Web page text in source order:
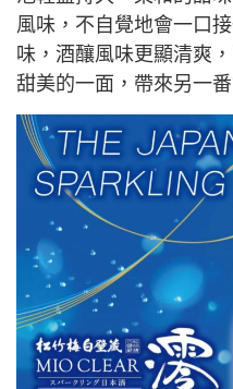
風味，不自覺地會一口
味，酒釀風味更顯清爽
甜美的一面，帶來另一